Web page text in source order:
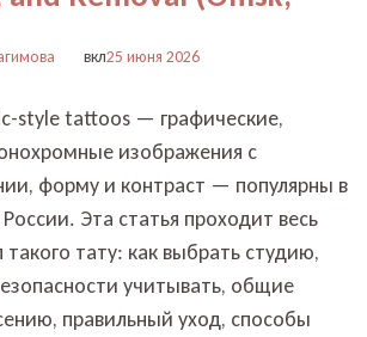
вкл25 июня 2026
style tattoos — графические,
изображения с
форму и контраст — популярны в
Эта статья проходит весь
тату: как выбрать студию,
учитывать, общие
правильный уход, способы